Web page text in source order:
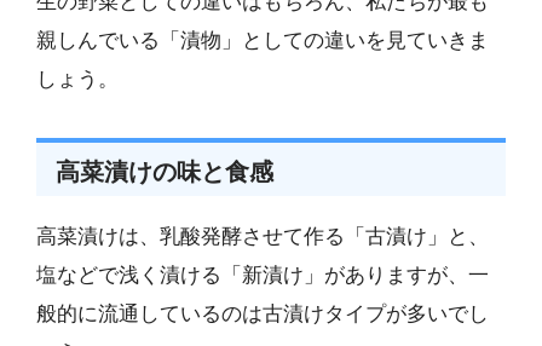
親しんでいる「漬物」としての違いを見ていきま
しょう。
高菜漬けの味と食感
高菜漬けは、乳酸発酵させて作る「古漬け」と、
塩などで浅く漬ける「新漬け」がありますが、一
般的に流通しているのは古漬けタイプが多いでし